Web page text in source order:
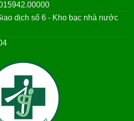
dịch số 6 - Kho bạc nhà nước